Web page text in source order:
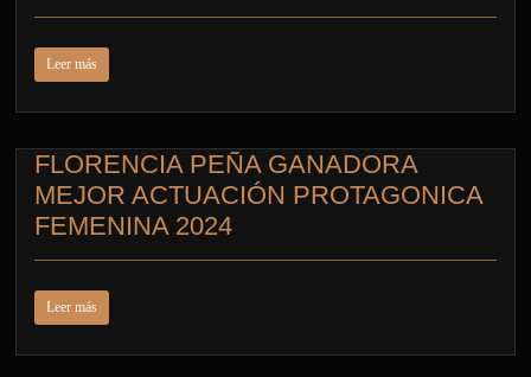
Leer más
FLORENCIA PEÑA GANADORA
MEJOR ACTUACIÓN PROTAGONICA
FEMENINA 2024
Leer más